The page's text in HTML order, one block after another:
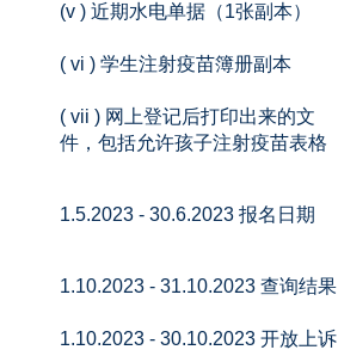
(v ) 近期水电单据（1张副本）
( vi ) 学生注射疫苗簿册副本
( vii ) 网上登记后打印出来的文
件，包括允许孩子注射疫苗表格
1.5.2023 - 30.6.2023 报名日期
1.10.2023 - 31.10.2023 查询结果
1.10.2023 - 30.10.2023 开放上诉